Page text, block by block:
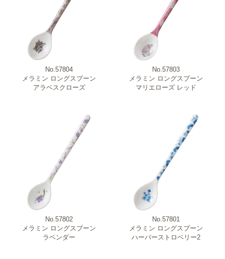
No.57804
メラミン ロングスプーン
アラベスクローズ
No.57803
メラミン ロングスプーン
マリエローズ レッド
No.57802
メラミン ロングスプーン
ラベンダー
No.57801
メラミン ロングスプーン
ハーバーストロベリー2